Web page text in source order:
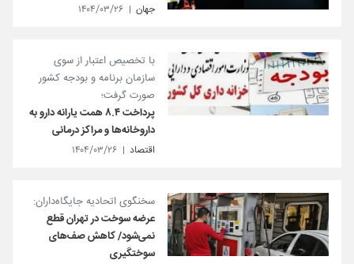
جهان ۱۴۰۴/۰۳/۲۶
با تخصیص اعتبار از سوی
سازمان برنامه و بودجه کشور
صورت گرفت؛
پرداخت ۸.۴ همت یارانه دارو به
داروخانه‌ها و مراکز درمانی
اقتصاد ۱۴۰۴/۰۳/۲۶
سخنگوی اتحادیه جایگاه‌داران:
عرضه سوخت در تهران قطع
نمی‌شود/ کاهش صف‌های
سوختگیری